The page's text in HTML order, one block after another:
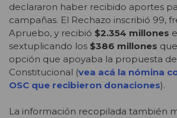
declararon haber recibido aportes
campañas. El Rechazo inscribió 99,
Apruebo, y recibió $2.354 millones
sextuplicando los $386 millones
opción que apoyaba la propuesta
Constitucional (vea acá la nómina
OSC que recibieron donaciones).
La información recopilada también